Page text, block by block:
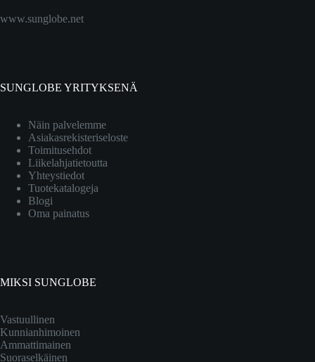
www.sunglobe.net
SUNGLOBE YRITYKSENÄ
Näin palvelemme
Asiakasrekisteriseloste
Toimitusehdot
Liikelahjatietoutta
Yhteystiedot
Tuotekatalogeja
Blogi
Oma painatus
MIKSI SUNGLOBE
Vastuullinen
Kunnianhimoinen
Ammattimainen
Suoraselkäinen